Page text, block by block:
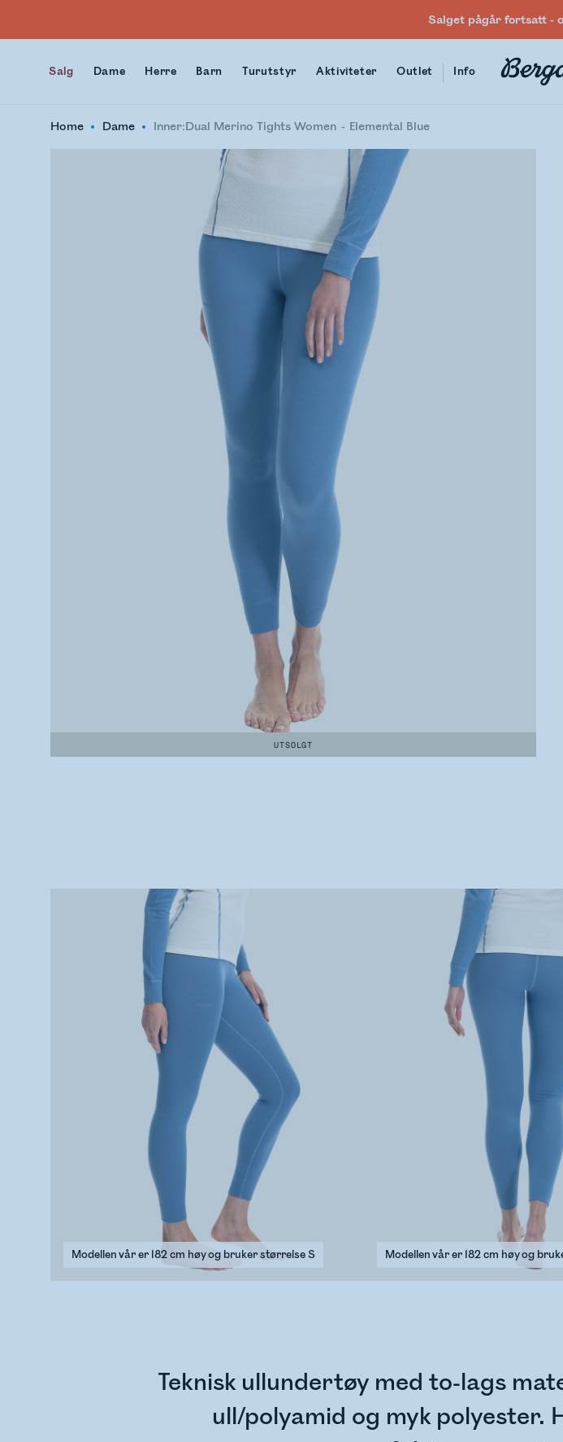
Salget pågår fortsatt -
Salg Dame Herre Barn Turutstyr Aktiviteter Outlet Info
Home Dame Inner:Dual Merino Tights Women Elemental Blue
UTSOLGT
Modellen vår er 182 cm høy og bruker størrelse S Modellen vår er 182 cm høy og
Teknisk ullundertøy med to-lags
ull/polyamid og myk polyester.